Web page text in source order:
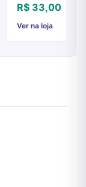
chamado de Deus
11.29). Esse
R$ 33,00
Ver na loja